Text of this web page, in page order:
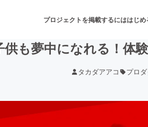
プロジェクトを掲載するにははじめ
供も夢中になれる！体
タカダアアコ プロ